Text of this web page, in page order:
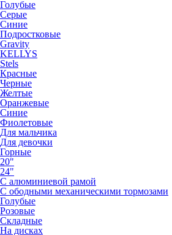
Голубые
Серые
Синие
Подростковые
Gravity
KELLYS
Stels
Красные
Черные
Желтые
Оранжевые
Синие
Фиолетовые
Для мальчика
Для девочки
Горные
20"
24"
С алюминиевой рамой
С ободными механическими тормозами
Голубые
Розовые
Складные
На дисках